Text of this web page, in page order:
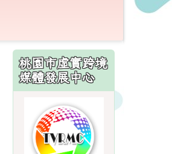
:::
桃園市虛實跨境
媒體發展中心